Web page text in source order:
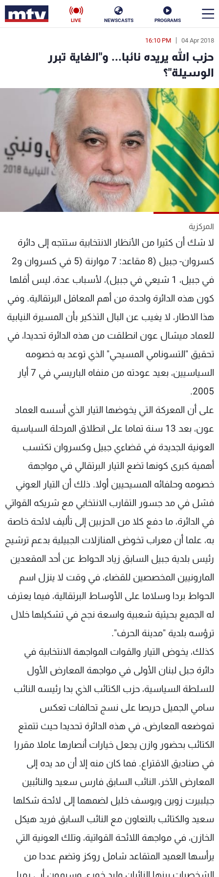
PROGRAMS
NEWSCASTS
LIVE
04 Apr 2018
16:10 PM
حزب الله يريده نائبا... و"الغاية تبرر
الوسيلة"؟
المركزية
لا شك أن كثيرا من الأنظار الانتخابية ستتجه إلى دائرة
كسروان- جبيل (8 مقاعد: 7 موارنة (5 في كسروان و2
في جبيل، 1 شيعي في جبيل)، لأسباب عدة، ليس أقلها
كون هذه الدائرة واحدة من أهم المعاقل البرتقالية. وفي
هذا الاطار، لا يغيب عن البال التذكير بأن المسيرة النيابية
للعماد ميشال عون انطلقت من هذه الدائرة تحديدا، في
تحقيق "التسونامي المسيحي" الذي توعد به خصومه
السياسيين، بعيد عودته من منفاه الباريسي في 7 أيار
2005.
على أن المعركة التي يخوضها التيار الذي أسسه العماد
عون، بعد 13 سنة تماما على انطلاق المرحلة السياسية
العونية الجديدة في قضاءي جبيل وكسروان تكتسب
أهمية كبرى كونها تضع التيار البرتقالي في مواجهة
خصومه وحلفائه المسيحيين أولا. ذلك أن التيار العوني
فشل في مد جسور التقارب الانتخابي مع شريكه القواتي
في الدائرة، ما دفع كلا من الحزبين إلى تأليف لائحة خاصة
به، علما أن معراب تخوض المنازلات الجبيلية بدعم ترشيح
رئيس بلدية جبيل السابق زياد الحواط عن أحد المقعدين
المارونيين المخصصين للقضاء، في وقت لا ينزل اسم
الحواط بردا وسلاما على الأوساط البرتقالية، فيما يعترف
له الجميع بحيثية شعبية واسعة نجح في تشكيلها خلال
ترؤسه بلدية "مدينة الحرف".
كذلك، يخوض التيار والقوات المواجهة الانتخابية في
دائرة جبل لبنان الأولى في مواجهة المعارض الأول
للسلطة السياسية، حزب الكتائب الذي بدا رئيسه النائب
سامي الجميل حريصا على نسج تحالفات تعكس
تموضعه المعارض، في هذه الدائرة تحديدا حيث تتمتع
الكتائب بحضور وازن يجعل خيارات أنصارها عاملا مقررا
في صناديق الاقتراع. فما كان منه إلا أن مد يده إلى
المعارض الآخر، النائب السابق فارس سعيد والنائبين
جيلبيرت زوين ويوسف خليل لضمهما إلى لائحة شكلها
سعيد والكتائب بالتعاون مع النائب السابق فريد هيكل
الخازن، في مواجهة اللائحة القواتية، وتلك العونية التي
يرأسها العميد المتقاعد شامل روكز وتضم عددا من
en
الأخبار
سياسة ناس
إقتصاد
منوعات رياضة
كأس العالم
البرامج
جدول البرامج
شاهد البرامج
الترددات
عن MTV
الإنـتـاج
لاعلاناتكم
وظائف
تواصل معنا
شروط الإسـتخدام
سياسة الخصوصية